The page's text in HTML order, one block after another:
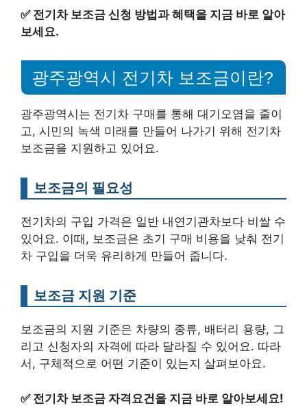
✅ 전기차 보조금 신청 방법과 혜택을 지금 바로 알아
보세요.
광주광역시 전기차 보조금이란?
광주광역시는 전기차 구매를 통해 대기오염을 줄이
고, 시민의 녹색 미래를 만들어 나가기 위해 전기차
보조금을 지원하고 있어요.
보조금의 필요성
전기차의 구입 가격은 일반 내연기관차보다 비쌀 수
있어요. 이때, 보조금은 초기 구매 비용을 낮춰 전기
차 구입을 더욱 유리하게 만들어 줍니다.
보조금 지원 기준
보조금의 지원 기준은 차량의 종류, 배터리 용량, 그
리고 신청자의 자격에 따라 달라질 수 있어요. 따라
서, 구체적으로 어떤 기준이 있는지 살펴보아요.
✅ 전기차 보조금 자격요건을 지금 바로 알아보세요!